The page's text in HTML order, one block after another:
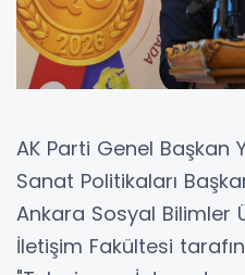
AK Parti Genel Başkan
Sanat Politikaları
Ankara Sosyal Bilimler
İletişim Fakültesi